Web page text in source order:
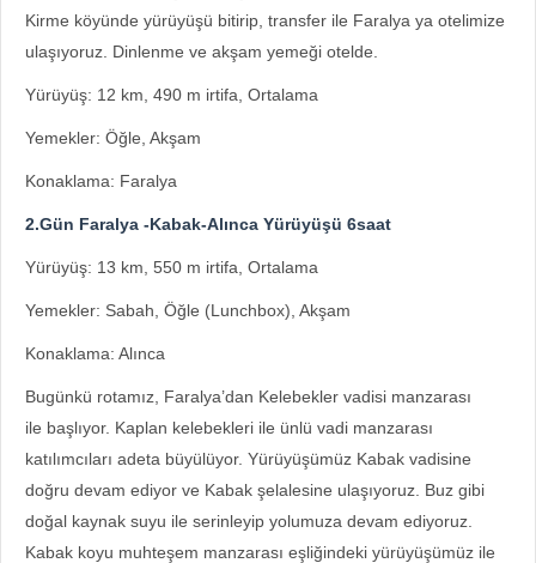
Kirme köyünde yürüyüşü bitirip, transfer ile Faralya ya otelimize
ulaşıyoruz. Dinlenme ve akşam yemeği otelde.
Yürüyüş: 12 km, 490 m irtifa, Ortalama
Yemekler: Öğle, Akşam
Konaklama: Faralya
2.Gün Faralya -Kabak-Alınca Yürüyüşü 6saat
Yürüyüş: 13 km, 550 m irtifa, Ortalama
Yemekler: Sabah, Öğle (Lunchbox), Akşam
Konaklama: Alınca
Bugünkü rotamız, Faralya’dan Kelebekler vadisi manzarası
ile başlıyor. Kaplan kelebekleri ile ünlü vadi manzarası
katılımcıları adeta büyülüyor. Yürüyüşümüz Kabak vadisine
doğru devam ediyor ve Kabak şelalesine ulaşıyoruz. Buz gibi
doğal kaynak suyu ile serinleyip yolumuza devam ediyoruz.
Kabak koyu muhteşem manzarası eşliğindeki yürüyüşümüz ile